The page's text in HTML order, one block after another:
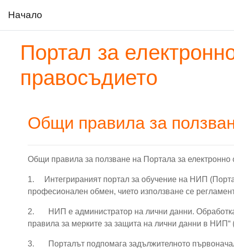
Начало
Портал за
правосъдието
Общи правила за
Общи правила за ползване на Портала за
1. Интегрираният портал за обучение на НИП
професионален обмен, чието използване се
2.
НИП е администратор на лични данни.
правила за мерките за защита на лични данни в
3.
Порталът подпомага задължителното